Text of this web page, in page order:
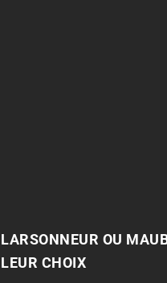
LARSONNEUR OU
LEUR CHOIX